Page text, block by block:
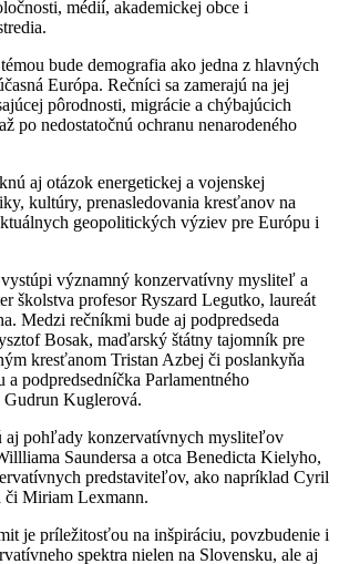
médií, akademickej obce i
bude demografia ako jedna z hlavných
Európa. Rečníci sa zamerajú na jej
pôrodnosti, migrácie a chýbajúcich
po nedostatočnú ochranu nenarodeného
aj otázok energetickej a vojenskej
kultúry, prenasledovania kresťanov na
geopolitických výziev pre Európu i
významný konzervatívny mysliteľ a
školstva profesor Ryszard Legutko, laureát
Medzi rečníkmi bude aj podpredseda
Bosak, maďarský štátny tajomník pre
kresťanom Tristan Azbej či poslankyňa
a podpredsedníčka Parlamentného
Kuglerová.
aj pohľady konzervatívnych mysliteľov
Saundersa a otca Benedicta Kielyho,
predstaviteľov, ako napríklad Cyril
Miriam Lexmann.
je príležitosťou na inšpiráciu, povzbudenie i
spektra nielen na Slovensku, ale aj